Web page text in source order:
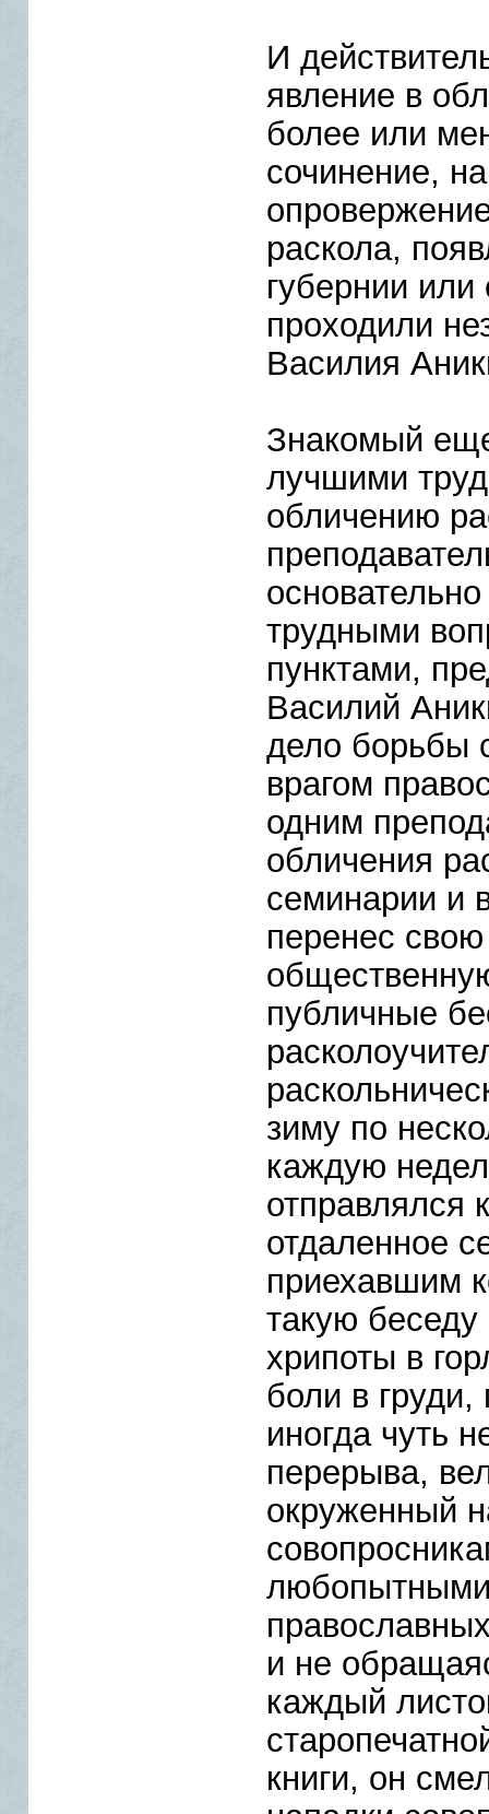
И
явление в
более или
сочинение,
раскола,
губернии
проходили
Василия
Знакомый
лучшими
обличению
трудными
пунктами,
Василий
дело борьбы
врагом
одним
обличения
семинарии и
перенес
публичные
зиму по
каждую
отправлялся
отдаленное
приехавшим
такую
хрипоты в
боли в груди,
иногда чуть
перерыва,
окруженный
и не
каждый
книги, он